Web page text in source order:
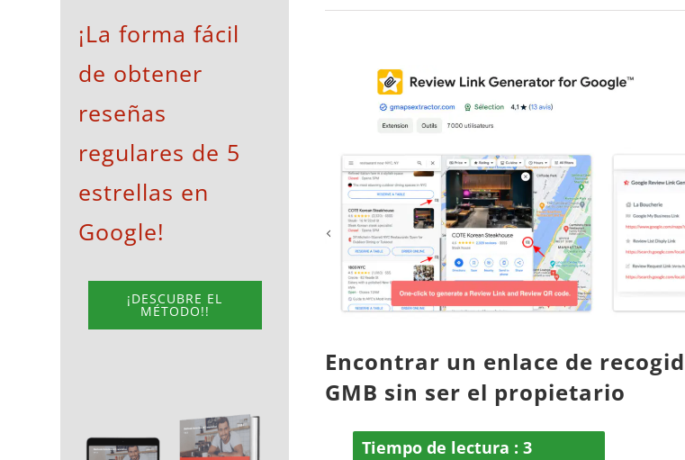
Encontrar un enlace de
GMB sin ser el propietario
Tiempo de lectura : 3
¡La forma fácil
de obtener
reseñas
regulares de 5
estrellas en
Google!
¡DESCUBRE EL
MÉTODO!!